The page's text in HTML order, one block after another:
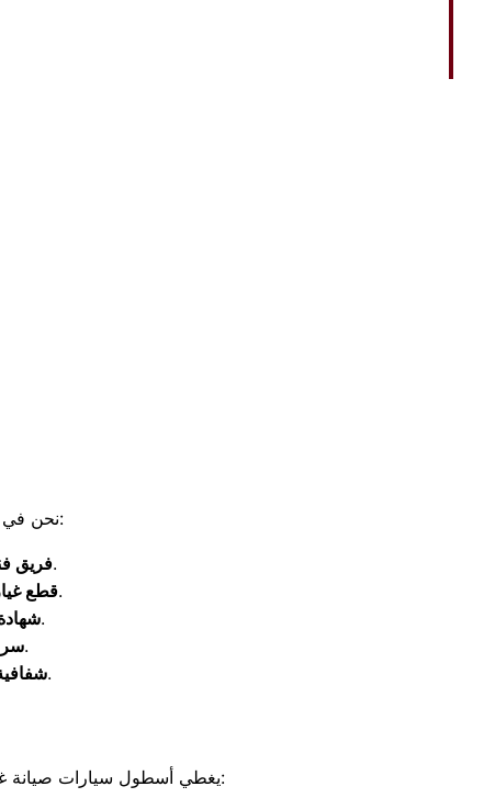
نحن في صيانه غسالات هوفر زفتي نضمن لك تجربة صيانة مريحة وآمنة بفضل المزايا التالية:
فريقمهندسون مدربون على صيانة تكنولوجيا هوفر الذكية بكفاءة.
قطعتركيب قطع غيار أصلية 100% لضمان العمر الافتراضي للجهاز.
نمنحك ضماناً حقيقياً على الصيانة والقطع المستبدلة.
نصلك خلال 24 ساعة فقط من تسجيل الشكوى.
أقل تكلفة صيانة في الغربية مع تقديم كشف دقيق بالأسعار.
يغطي أسطول سيارات صيانة غسالات هوفر زفتي كافة أرجاء المركز والقرى التابعة له بمحافظة الغربية لتقديم الخدمة فوراً، بما في ذلك: